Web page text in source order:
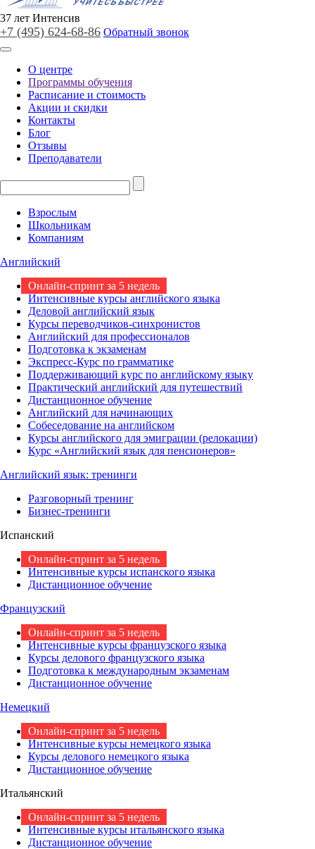
37 лет Интенсив
+7 (495) 624-68-86 Обратный звонок
О центре
Программы обучения
Расписание и стоимость
Акции и скидки
Контакты
Блог
Отзывы
Преподаватели
Взрослым
Школьникам
Компаниям
Английский
Онлайн-спринт за 5 недель
Интенсивные курсы английского языка
Деловой английский язык
Курсы переводчиков-синхронистов
Английский для профессионалов
Подготовка к экзаменам
Экспресс-Курс по грамматике
Поддерживающий курс по английскому языку
Практический английский для путешествий
Дистанционное обучение
Английский для начинающих
Собеседование на английском
Курсы английского для эмиграции (релокации)
Курс «Английский язык для пенсионеров»
Английский язык: тренинги
Разговорный тренинг
Бизнес-тренинги
Испанский
Онлайн-спринт за 5 недель
Интенсивные курсы испанского языка
Дистанционное обучение
Французский
Онлайн-спринт за 5 недель
Интенсивные курсы французского языка
Курсы делового французского языка
Подготовка к международным экзаменам
Дистанционное обучение
Немецкий
Онлайн-спринт за 5 недель
Интенсивные курсы немецкого языка
Курсы делового немецкого языка
Дистанционное обучение
Итальянский
Онлайн-спринт за 5 недель
Интенсивные курсы итальянского языка
Дистанционное обучение